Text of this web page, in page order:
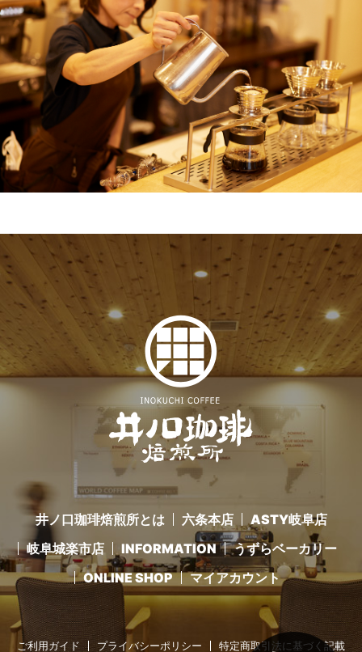
井ノ口珈琲焙煎所とは 六条本店
ASTY岐阜店
岐阜城楽市店
INFORMATION
うずらベーカリー
ONLINE SHOP
マイアカウント
ご利用ガイド プライバシーポリシー 特定商取引法に基づく記載